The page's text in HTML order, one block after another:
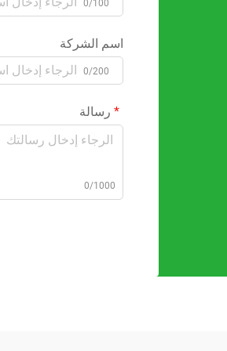
0/100
اسم الشركة
0/200
رسالة
0/1000